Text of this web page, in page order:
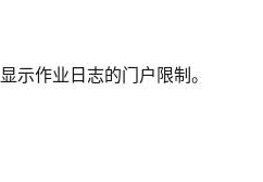
显示作业日志的门户限制。